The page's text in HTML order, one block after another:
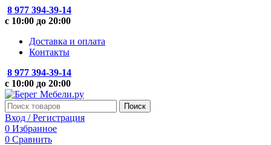
8 977 394-39-14
с 10:00 до 20:00
Доставка и оплата
Контакты
8 977 394-39-14
с 10:00 до 20:00
Поиск
Вход / Регистрация
0 Избранное
0 Сравнить